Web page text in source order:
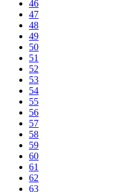
46
47
48
49
50
51
52
53
54
55
56
57
58
59
60
61
62
63